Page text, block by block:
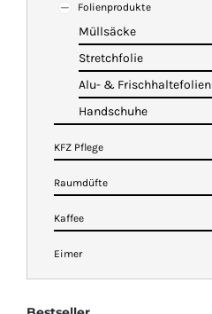
Folienprodukte
Müllsäcke
Stretchfolie
Alu- & Frischhaltefolien
Handschuhe
KFZ Pflege
Raumdüfte
Kaffee
Eimer